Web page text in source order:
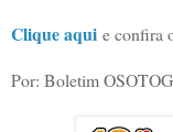
Clique aqui e confira
Por: Boletim